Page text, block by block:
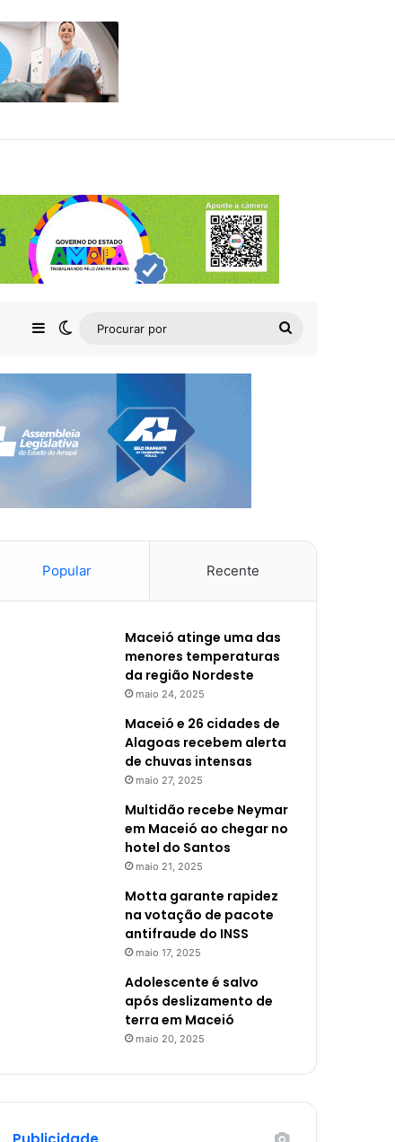
Barra Lateral
Switch skin
Procurar
Popular Recente
Maceió atinge uma das
menores temperaturas
da região Nordeste
maio 24, 2025
Maceió e 26 cidades de
Alagoas recebem alerta
de chuvas intensas
maio 27, 2025
Multidão recebe Neymar
em Maceió ao chegar no
hotel do Santos
maio 21, 2025
Motta garante rapidez
na votação de pacote
antifraude do INSS
maio 17, 2025
Adolescente é salvo
após deslizamento de
terra em Maceió
maio 20, 2025